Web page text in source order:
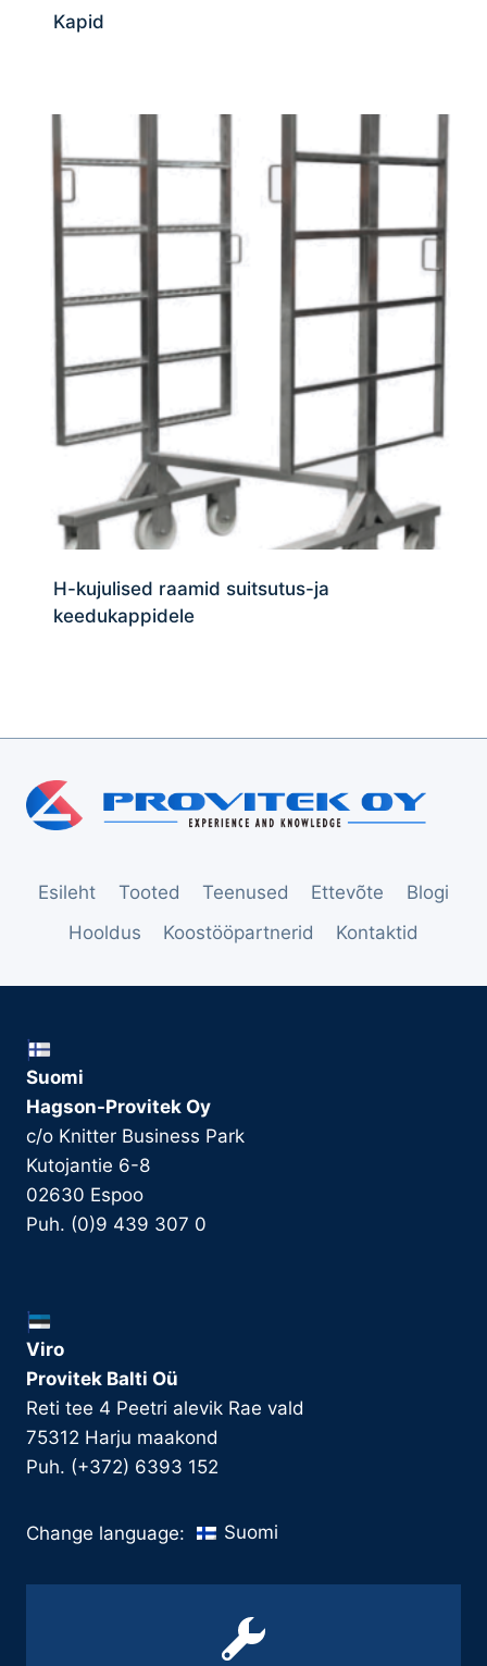
Kapid
H-kujulised raamid suitsutus-ja
keedukappidele
Esileht Tooted Teenused Ettevõte
Blogi
Hooldus
Koostööpartnerid Kontaktid
Suomi
Hagson-Provitek Oy
c/o Knitter Business Park
Kutojantie 6-8
02630 Espoo
Puh. (0)9 439 307 0
Viro
Provitek Balti Oü
Reti tee 4 Peetri alevik Rae vald
75312 Harju maakond
Puh. (+372) 6393 152
Change language: Suomi